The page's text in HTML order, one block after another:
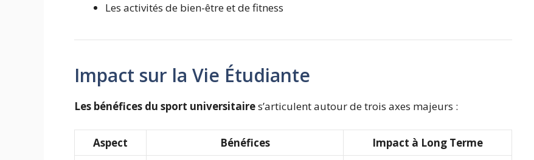
Les activités de bien-être et de fitness
Impact sur la Vie Étudiante
Les bénéfices du sport universitaires’articulent autour de trois axes majeurs :
Aspect Bénéfices Impact à Long Terme